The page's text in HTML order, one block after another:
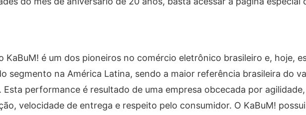
KaBuM! é um dos pioneiros no comércio eletrônico brasileiro e, hoje,
segmento na América Latina, sendo a maior referência brasileira do
Esta performance é resultado de uma empresa obcecada por
velocidade de entrega e respeito pelo consumidor. O KaBuM!